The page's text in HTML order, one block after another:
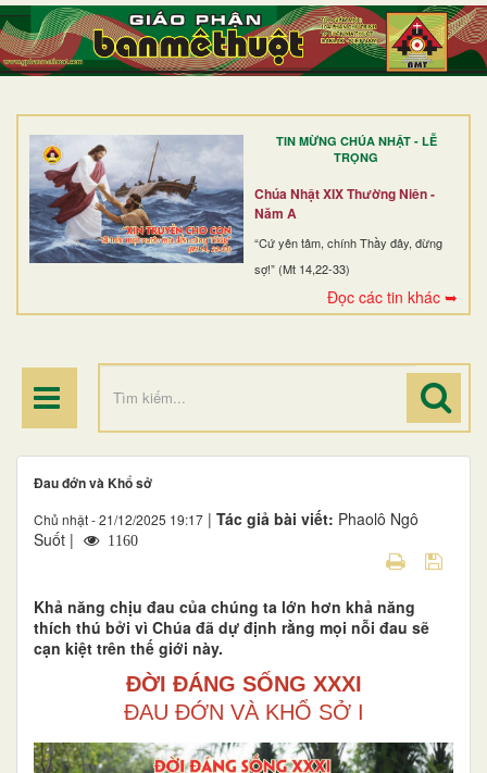
TIN MỪNG CHÚA NHẬT - LỄ
TRỌNG
Chúa Nhật XIX Thường Niên -
Năm A
“Cứ yên tâm, chính Thầy đây, đừng
sợ!” (Mt 14,22-33)
Đọc các tin khác ➥
TRANG NHẤT
GIỚI THIỆU
DÒNG TU
BAN MỤC VỤ
ĐOÀN THỂ CG
ĐIỂM HÀNH HƯƠNG
Đau đớn và Khổ sở
Chủ nhật - 21/12/2025 19:17 | Tác giả bài viết: Phaolô Ngô
Suốt |
1160
Khả năng chịu đau của chúng ta lớn hơn khả năng
thích thú bởi vì Chúa đã dự định rằng mọi nỗi đau sẽ
cạn kiệt trên thế giới này.
ĐỜI ĐÁNG SỐNG XXXI
ĐAU ĐỚN VÀ KHỔ SỞ I